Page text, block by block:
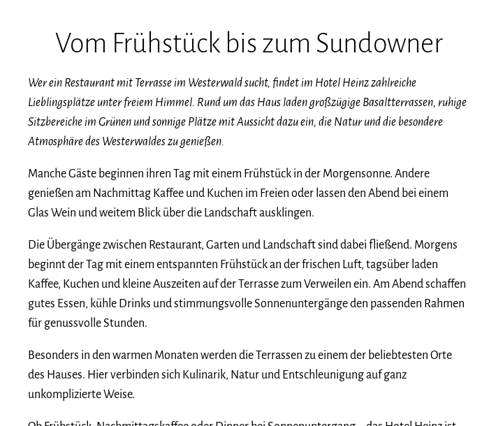
Vom Frühstück bis zum Sundowner
Wer ein Restaurant mit Terrasse im Westerwald sucht, findet im Hotel Heinz zahlreiche
Lieblingsplätze unter freiem Himmel. Rund um das Haus laden großzügige Basaltterrassen, ruhige
Sitzbereiche im Grünen und sonnige Plätze mit Aussicht dazu ein, die Natur und die besondere
Atmosphäre des Westerwaldes zu genießen.
Manche Gäste beginnen ihren Tag mit einem Frühstück in der Morgensonne. Andere
genießen am Nachmittag Kaffee und Kuchen im Freien oder lassen den Abend bei einem
Glas Wein und weitem Blick über die Landschaft ausklingen.
Die Übergänge zwischen Restaurant, Garten und Landschaft sind dabei fließend. Morgens
beginnt der Tag mit einem entspannten Frühstück an der frischen Luft, tagsüber laden
Kaffee, Kuchen und kleine Auszeiten auf der Terrasse zum Verweilen ein. Am Abend schaffen
gutes Essen, kühle Drinks und stimmungsvolle Sonnenuntergänge den passenden Rahmen
für genussvolle Stunden.
Besonders in den warmen Monaten werden die Terrassen zu einem der beliebtesten Orte
des Hauses. Hier verbinden sich Kulinarik, Natur und Entschleunigung auf ganz
unkomplizierte Weise.